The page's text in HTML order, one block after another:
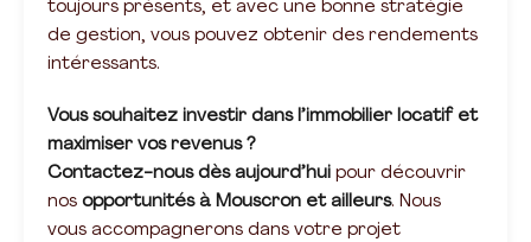
toujours présents, et avec une bonne stratégie
de gestion, vous pouvez obtenir des rendements
intéressants.
Vous souhaitez investir dans l’immobilier locatif et
maximiser vos revenus ?
Contactez-nous dès aujourd’hui pour découvrir
nos opportunités à Mouscron et ailleurs. Nous
vous accompagnerons dans votre projet